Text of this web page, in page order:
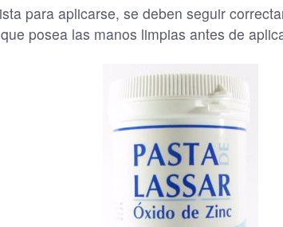
para aplicarse, se deben seguir
posea las manos limpias antes de